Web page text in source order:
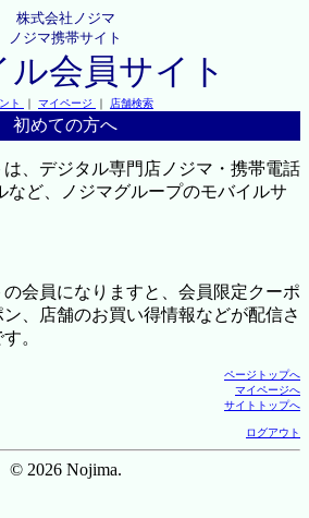
株式会社ノジマ
ノジマ携帯サイト
ル会員サイト
ト ｜ マイページ ｜ 店舗検索
初めての方へ
は、デジタル専門店ノジマ・携帯電話
など、ノジマグループのモバイルサ
会員になりますと、会員限定クーポ
、店舗のお買い得情報などが配信さ
。
ページトップへ
マイページへ
サイトトップへ
ログアウト
© 2026 Nojima.